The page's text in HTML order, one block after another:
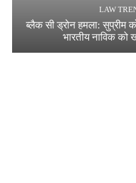
LAW
ब्लैक सी ड्रोन हमला: सुप्रीम
भारतीय नाविक को